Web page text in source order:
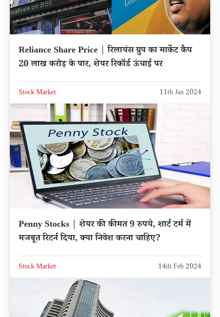
Reliance Share Price | रिलायंस ग्रुप का मार्केट कैप
20 लाख करोड़ के पार, शेयर रिकॉर्ड ऊंचाई पर
Stock Market 11th Jan 2024
Penny Stocks | शेयर की कीमत 9 रुपये, शार्ट टर्म में
मजबूत रिटर्न दिया, क्या निवेश करना चाहिए?
Stock Market 14th Feb 2024